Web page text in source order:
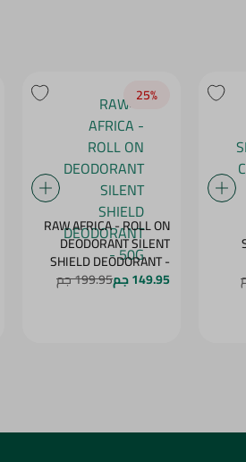
25‎%‎
RAW AFRICA - ROLL ON
DEODORANT SILENT
SHIELD DEODORANT -
50G
149.95 جم 199.95 جم